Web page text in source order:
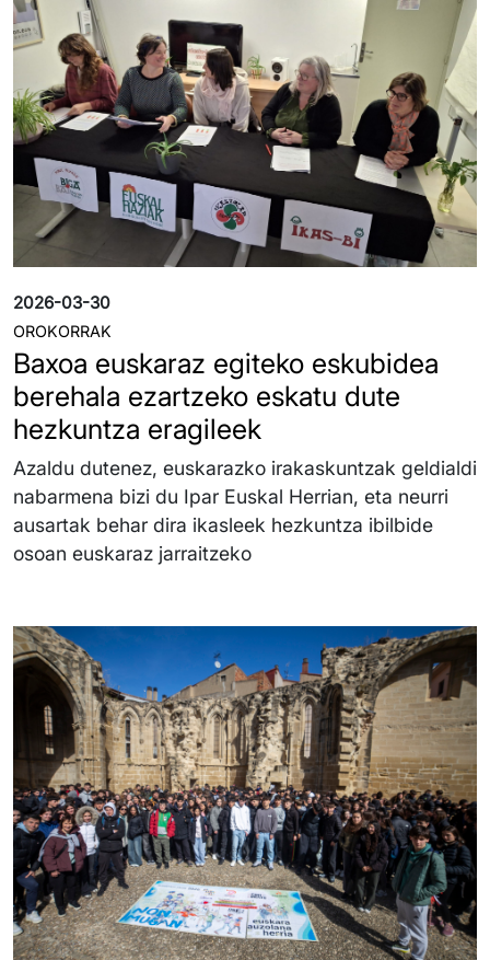
2026-03-30
OROKORRAK
Baxoa euskaraz egiteko eskubidea
berehala ezartzeko eskatu dute
hezkuntza eragileek
Azaldu dutenez, euskarazko irakaskuntzak geldialdi
nabarmena bizi du Ipar Euskal Herrian, eta neurri
ausartak behar dira ikasleek hezkuntza ibilbide
osoan euskaraz jarraitzeko
Irudia